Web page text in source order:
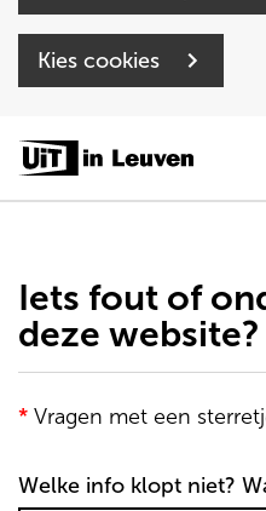
Kies cookies
en
gaan
Iets fout of
deze
* Vragen met een
Welke info klopt niet?